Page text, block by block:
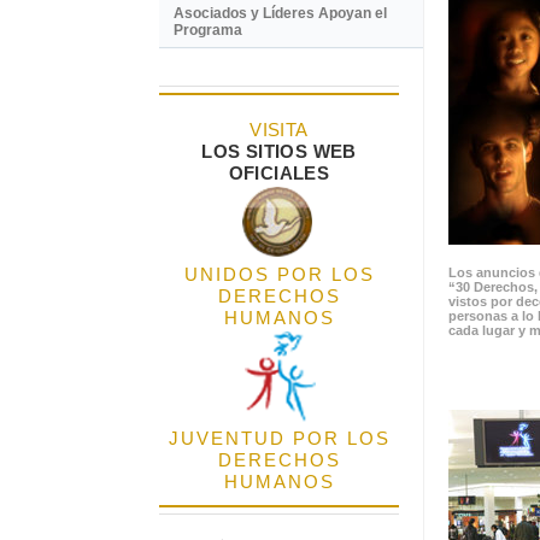
Los anuncios
“30
vistos por
personas a lo
cada lugar y
Asociados y Líderes Apoyan el
Programa
VISITA
LOS SITIOS WEB
OFICIALES
UNIDOS POR LOS
DERECHOS
HUMANOS
JUVENTUD POR LOS
DERECHOS
HUMANOS